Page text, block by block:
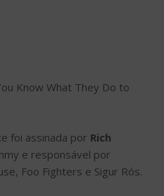
Know What They Do to
foi assinada por Rich
e responsável por
Foo Fighters e Sigur Rós.